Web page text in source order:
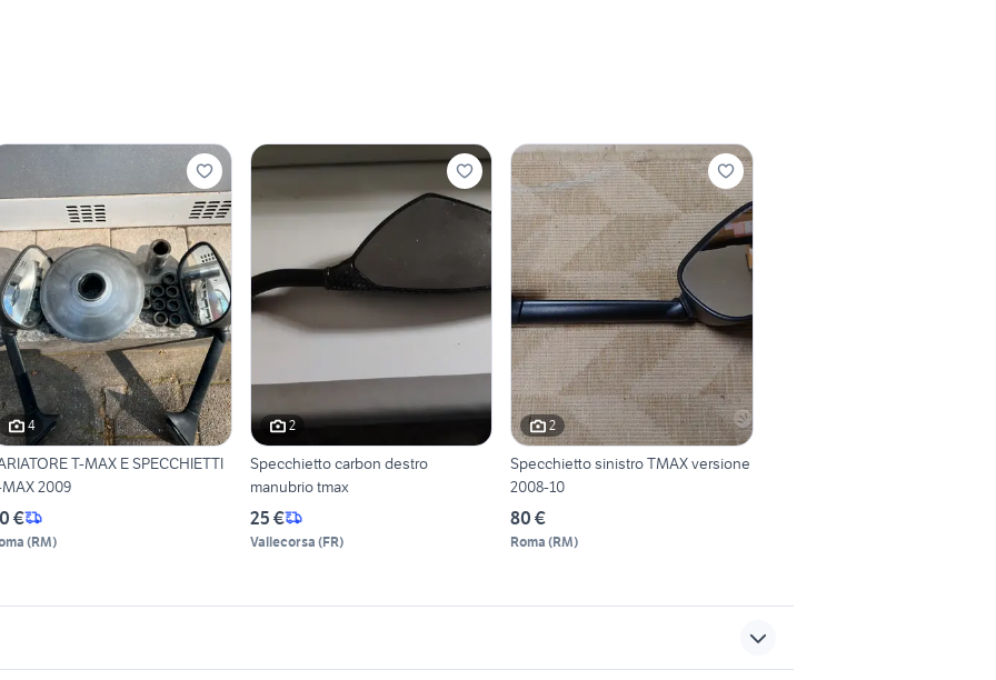
4
T-MAX E SPECCHIETTI
2009
€
(RM)
2
Specchietto carbon destro
manubrio tmax
25 €
Vallecorsa (FR)
2
Specchietto sinistro TMAX versione
2008-10
80 €
Roma (RM)